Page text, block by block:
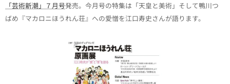
「芸術新潮」７月号発売。今月号の特集は「天皇と美術」そして鴨川つ
ばめ『マカロニほうれん荘』への愛憎を江口寿史さんが語ります。